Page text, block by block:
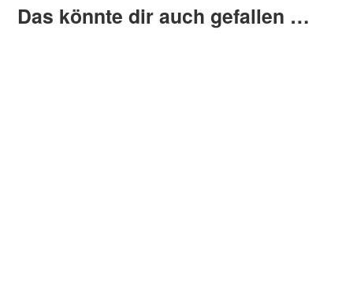
Das könnte dir auch gefallen …